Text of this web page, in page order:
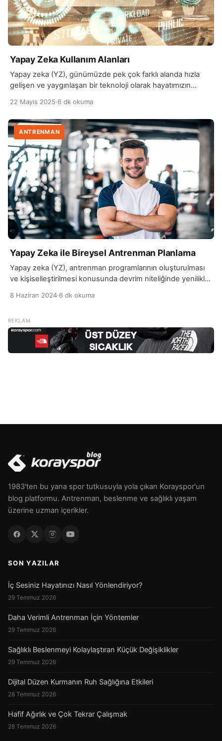
Yapay Zeka Kullanım Alanları
Yapay zeka (YZ), günümüzde pek çok farklı alanda hızla
gelişen ve yaygınlaşan bir teknoloji olarak hayatımızın
hastalıkların erken teşhisi ve tedavi planlarının
oluşturulmasında önemli bir rol oynuyor. Özellikle görüntü
işleme teknikleri sayesinde, kanser ve diğer kronik
hastalıkların tanısında daha doğru ve hızlı sonuçlar elde
edilebiliyor. Ayrıca, robotik cerrahi […]
22 Mayıs 2025·6 dk okuma
ANTRENMAN
Yapay Zeka ile Bireysel Antrenman Planlama
Yapay zeka (YZ), antrenman programlarının oluşturulması
ve kişiselleştirilmesi konusunda devrim niteliğinde yenilikler
uyarlanmış programlar oluşturma kapasitesine sahiptir. Bu,
daha etkili ve verimli antrenman süreçleri sağlamakta ve
bireylerin spor ve egzersizden maksimum fayda elde
etmelerine yardımcı olmaktadır. YZ […]
8 Haziran 2024·6 dk okuma
1983'ten bu yana spor tutkusuyla yola çıkan Korayspor'un
blog platformu. Antrenman, beslenme ve sağlıklı yaşam
üzerine uzman içerikler.
SON YAZILAR
İç Sesiniz Hayatınızı Nasıl Yönlendiriyor?
29 Temmuz 2026
Daha Verimli Antrenman İçin Yöntemler
29 Temmuz 2026
Sağlıklı Beslenmeyi Kolaylaştıran Küçük Değişiklikler
29 Temmuz 2026
Dijital Düzen Kurmanın Ruh Sağlığına Etkileri
28 Temmuz 2026
Hafif Ağırlık ve Çok Tekrar Çalışmak
28 Temmuz 2026